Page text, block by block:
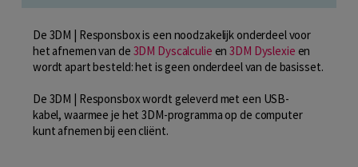
De 3DM | Responsbox is een noodzakelijk onderdeel voor
het afnemen van de 3DM Dyscalculie en3DM Dyslexie en
wordt apart besteld: het is geen onderdeel van de basisset.
De 3DM | Responsbox wordt geleverd met een USB-
kabel, waarmee je het 3DM-programma op de computer
kunt afnemen bij een cliënt.